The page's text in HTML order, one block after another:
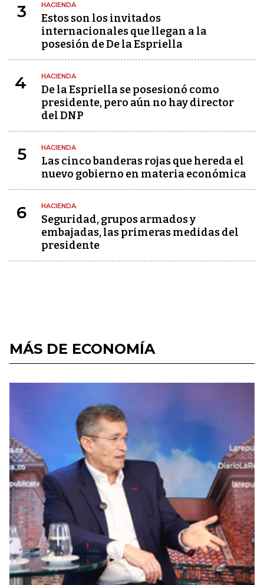
3 HACIENDA
Estos son los invitados
internacionales que llegan a la
posesión de De la Espriella
4 HACIENDA
De la Espriella se posesionó como
presidente, pero aún no hay director
del DNP
5 HACIENDA
Las cinco banderas rojas que hereda el
nuevo gobierno en materia económica
6 HACIENDA
Seguridad, grupos armados y
embajadas, las primeras medidas del
presidente
MÁS DE ECONOMÍA